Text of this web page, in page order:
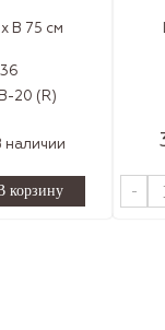
В 75 см
20 (R)
наличии
-